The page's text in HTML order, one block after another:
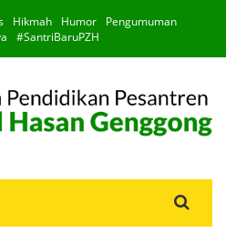
Hikmah Humor
Pengumuman
#SantriBaruPZH
for: